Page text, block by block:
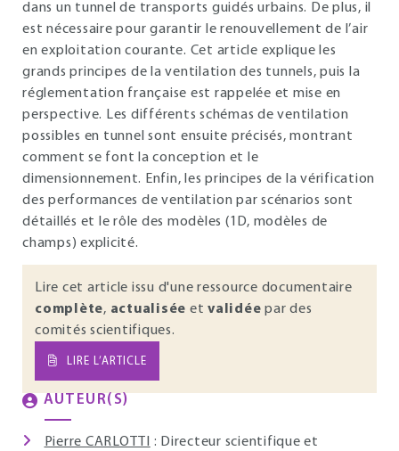
dans un tunnel de transports guidés urbains. De plus, il
est nécessaire pour garantir le renouvellement de l’air
en exploitation courante. Cet article explique les
grands principes de la ventilation des tunnels, puis la
réglementation française est rappelée et mise en
perspective. Les différents schémas de ventilation
possibles en tunnel sont ensuite précisés, montrant
comment se font la conception et le
dimensionnement. Enfin, les principes de la vérification
des performances de ventilation par scénarios sont
détaillés et le rôle des modèles (1D, modèles de
champs) explicité.
Lire cet article issu d'une ressource documentaire
complète, actualisée et validée par des
comités scientifiques.
LIRE L’ARTICLE
AUTEUR(S)
Pierre CARLOTTI
: Directeur scientifique et